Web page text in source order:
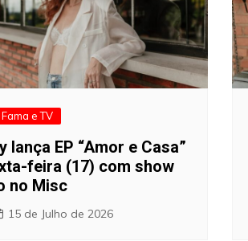
Fama e TV
lança EP “Amor e Casa”
feira (17) com show
no Misc
15 de Julho de 2026